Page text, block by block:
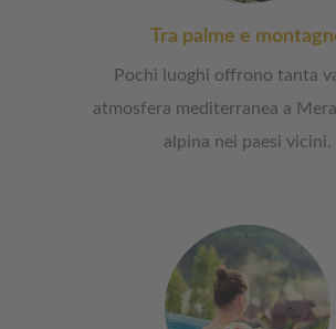
Tra palme e
Pochi luoghi offrono tanta
atmosfera mediterranea a
alpina nei paesi vicini.